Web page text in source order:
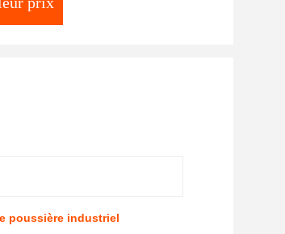
poussière industriel